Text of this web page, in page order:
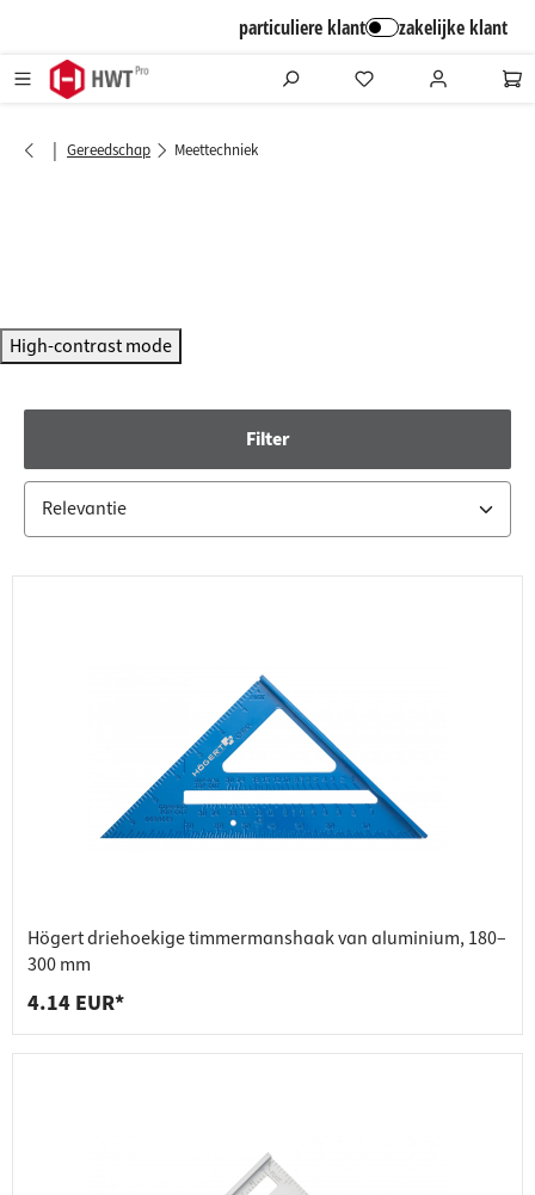
particuliere klant zakelijke klant
| Gereedschap Meettechniek
High-contrast mode
Filter
Högert driehoekige timmermanshaak van aluminium, 180–
300 mm
4.14 EUR*